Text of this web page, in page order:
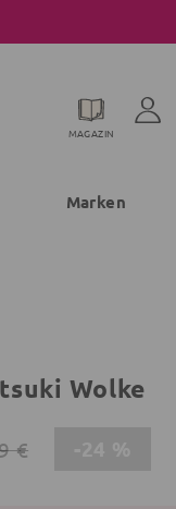
MAGAZIN
Marken
Wolke
€